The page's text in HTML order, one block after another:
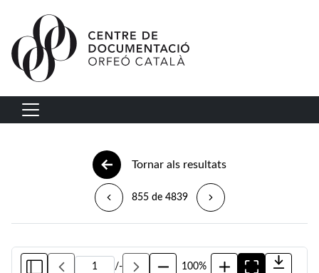
Vés al contingut
Navegació principal
Tornar als resultats
855 de 4839
/- 100%